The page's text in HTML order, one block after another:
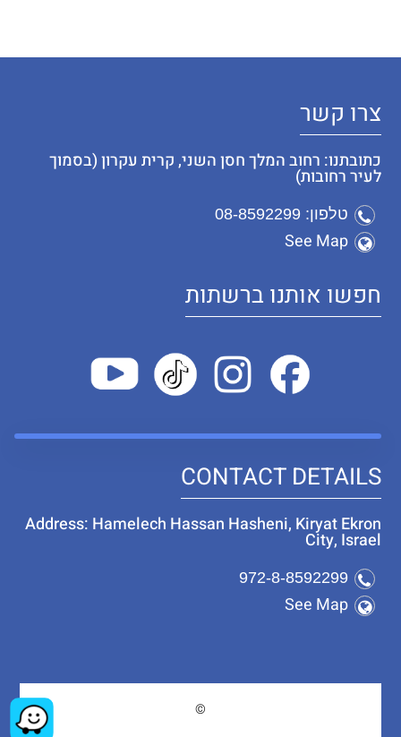
צרו קשר
כתובתנו: רחוב המלך חסן השני, קרית עקרון (בסמוך
לעיר רחובות)
טלפון: 08-8592299
See Map
חפשו אותנו ברשתות
CONTACT DETAILS
Address: Hamelech Hassan Hasheni, Kiryat Ekron
City, Israel
972-8-8592299
See Map
©